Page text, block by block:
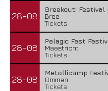
28-08
Breekout!
Bree
Tickets
28-08
Pelagic Fest
Maastricht
Tickets
28-08
Metallicamp
Ommen
Tickets